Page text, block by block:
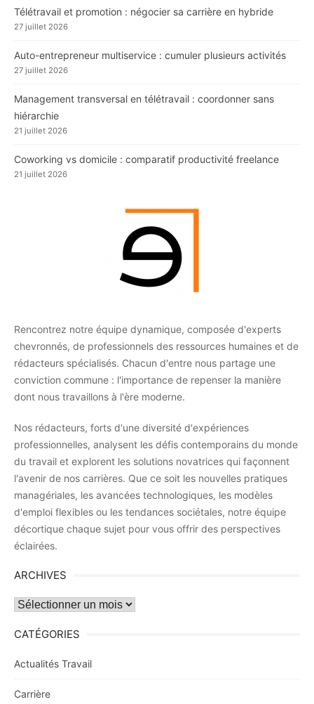
Télétravail et promotion : négocier sa carrière en hybride
27 juillet 2026
Auto-entrepreneur multiservice : cumuler plusieurs activités
27 juillet 2026
Management transversal en télétravail : coordonner sans
hiérarchie
21 juillet 2026
Coworking vs domicile : comparatif productivité freelance
21 juillet 2026
Rencontrez notre équipe dynamique, composée d'experts
chevronnés, de professionnels des ressources humaines et de
rédacteurs spécialisés. Chacun d'entre nous partage une
conviction commune : l'importance de repenser la manière
dont nous travaillons à l'ère moderne.
Nos rédacteurs, forts d'une diversité d'expériences
professionnelles, analysent les défis contemporains du monde
du travail et explorent les solutions novatrices qui façonnent
l'avenir de nos carrières. Que ce soit les nouvelles pratiques
managériales, les avancées technologiques, les modèles
d'emploi flexibles ou les tendances sociétales, notre équipe
décortique chaque sujet pour vous offrir des perspectives
éclairées.
ARCHIVES
Archives
CATÉGORIES
Actualités Travail
Carrière